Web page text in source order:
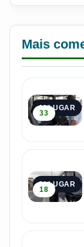
Mais
1º LUGAR
33
2º LUGAR
18